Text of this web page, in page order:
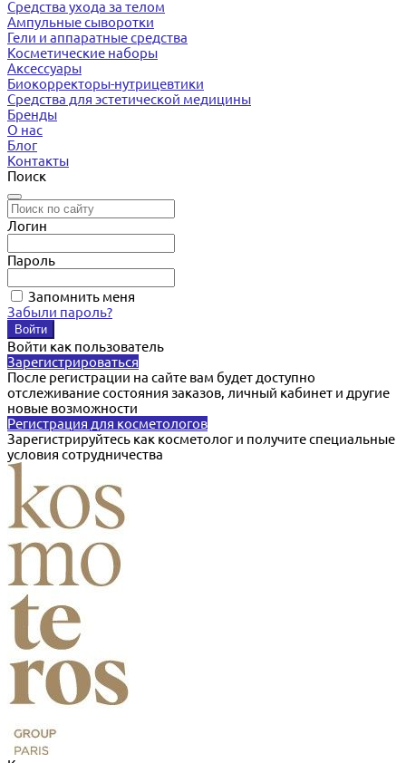
Средства ухода за телом
Ампульные сыворотки
Гели и аппаратные средства
Косметические наборы
Аксессуары
Биокорректоры-нутрицевтики
Средства для эстетической медицины
Бренды
О нас
Блог
Контакты
Поиск
Логин
Пароль
Запомнить меня
Забыли пароль?
Войти как пользователь
Зарегистрироваться
После регистрации на сайте вам будет доступно
отслеживание состояния заказов, личный кабинет и другие
новые возможности
Регистрация для косметологов
Зарегистрируйтесь как косметолог и получите специальные
условия сотрудничества